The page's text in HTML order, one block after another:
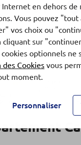
9
en dehors de
Vous pouvez "tout
vos choix ou
cliquant sur
cookies optionnels ne
des Cookies vous
moment.
Personnaliser